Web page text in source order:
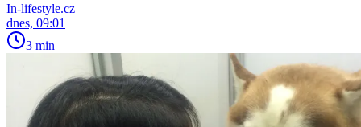
In-lifestyle.cz
dnes, 09:01
3 min